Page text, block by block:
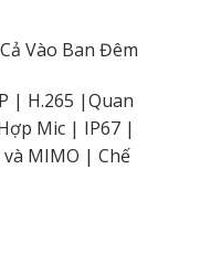
Vào Ban Đêm
| H.265 |Quan
Mic | IP67 |
MIMO | Chế